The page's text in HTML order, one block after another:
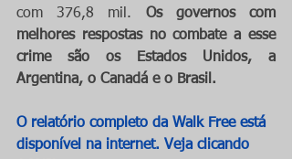
com 376,8 mil. Os governos com
melhores respostas no combate a esse
crime são os Estados Unidos, a
Argentina, o Canadá e o Brasil.
O relatório completo da Walk Free está
disponível na internet. Veja clicando